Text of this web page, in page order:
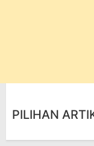
PILIHAN